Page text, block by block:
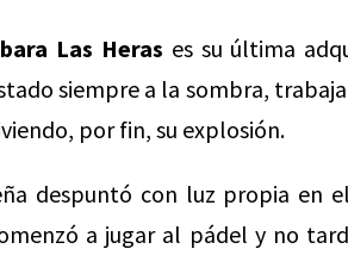
Las Heras es su última
siempre a la sombra,
por fin, su explosión.
despuntó con luz propia en
a jugar al pádel y no